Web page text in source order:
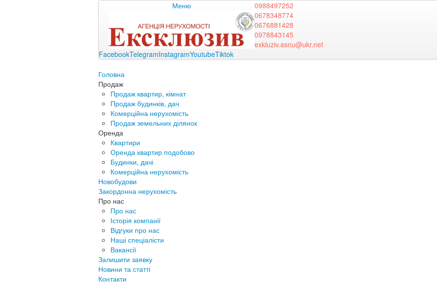
Меню
0988497252
0678348774
0676881428
0978843145
exkluziv.asnu@ukr.net
FacebookTelegramInstagramYoutubeTiktok
Головна
Продаж
Продаж квартир, кімнат
Продаж будинків, дач
Комерційна нерухомість
Продаж земельних ділянок
Оренда
Квартири
Оренда квартир подобово
Будинки, дачі
Комерційна нерухомість
Новобудови
Закордонна нерухомість
Про нас
Про нас
Історія компанії
Відгуки про нас
Наші спеціалісти
Вакансії
Залишити заявку
Новини та статті
Контакти